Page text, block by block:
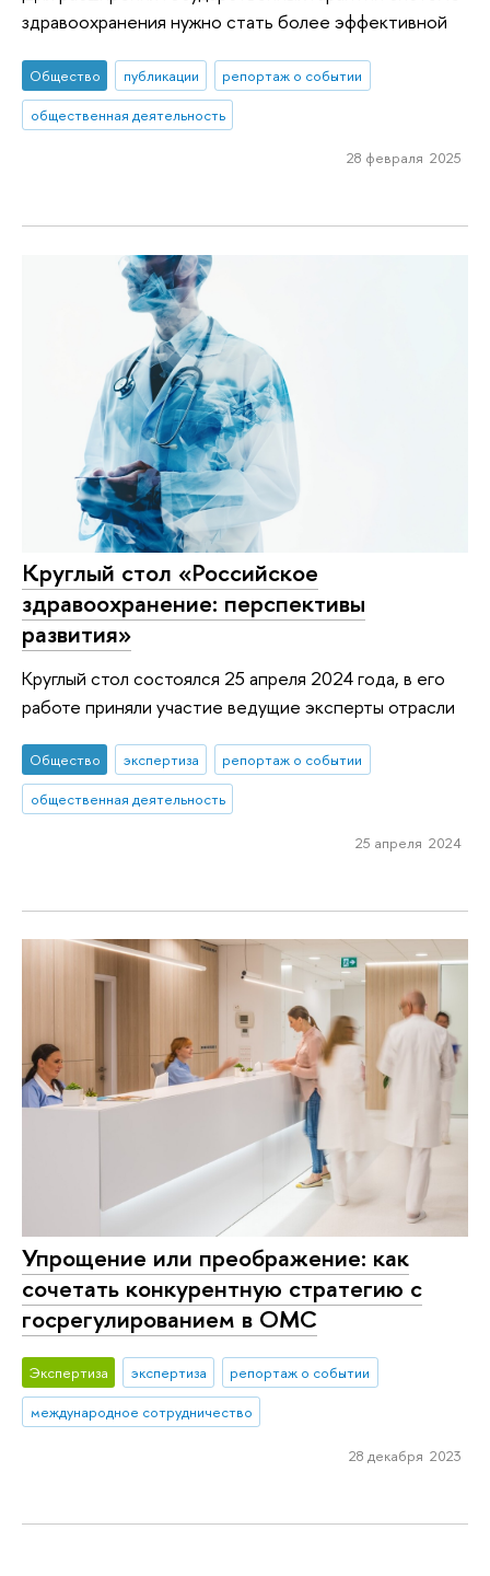
здравоохранения нужно стать более эффективной
Общество публикации
репортаж о событии
общественная деятельность
28 февраля 2025
Круглый стол «Российское
здравоохранение: перспективы
развития»
Круглый стол состоялся 25 апреля 2024 года, в его
работе приняли участие ведущие эксперты отрасли
Общество экспертиза
репортаж о событии
общественная деятельность
25 апреля 2024
Упрощение или преображение: как
сочетать конкурентную стратегию с
госрегулированием в ОМС
Экспертиза экспертиза
репортаж о событии
международное сотрудничество
28 декабря 2023